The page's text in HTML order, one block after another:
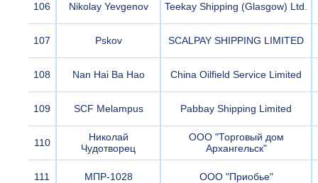
106 Nikolay Yevgenov Teekay Shipping (Glasgow) Ltd.
107 Pskov SCALPAY SHIPPING LIMITED
108 Nan Hai Ba Hao China Oilfield Service Limited
109 SCF Melampus Pabbay Shipping Limited
110
Николай
Чудотворец
ООО "Торговый дом
Архангельск"
111 МПР-1028 ООО "Приобье"